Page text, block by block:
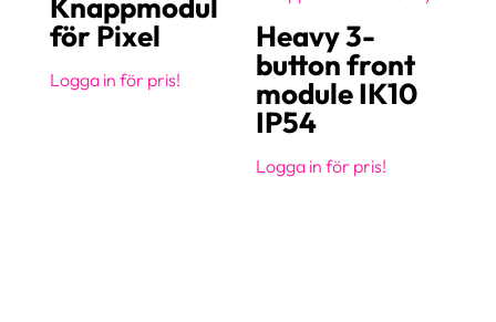
Knappmodul
för Pixel
Logga in för pris!
Heavy 3-
button front
module IK10
IP54
Logga in för pris!